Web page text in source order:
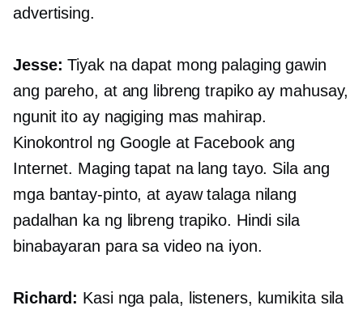
advertising.
Jesse: Tiyak na dapat mong palaging gawin
ang pareho, at ang libreng trapiko ay mahusay,
ngunit ito ay nagiging mas mahirap.
Kinokontrol ng Google at Facebook ang
Internet. Maging tapat na lang tayo. Sila ang
mga bantay-pinto, at ayaw talaga nilang
padalhan ka ng libreng trapiko. Hindi sila
binabayaran para sa video na iyon.
Richard: Kasi nga pala, listeners, kumikita sila